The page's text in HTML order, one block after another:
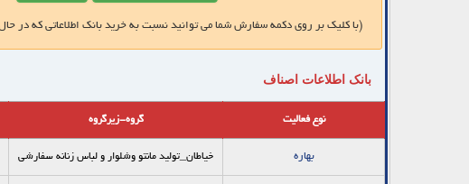
(با کلیک بر روی دکمه سفارش شما می توانید نسبت به خرید بانک اطلاعاتی که در
بانک اطلاعات اصناف
نوع فعالیت گروه-زیرگروه
بهاره خیاطان_توليد مانتو وشلوار و لباس زنانه سفارشي